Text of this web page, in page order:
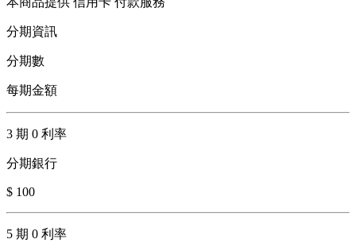
分期資訊
分期數
每期金額
3 期 0 利率
分期銀行
$ 100
5 期 0 利率